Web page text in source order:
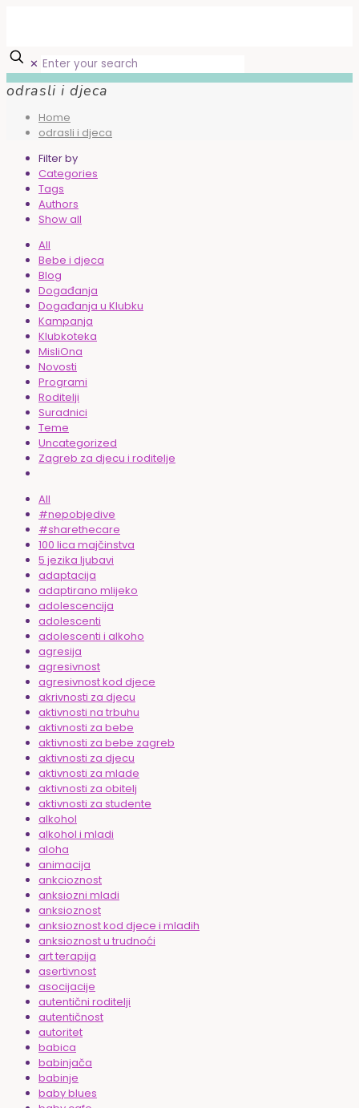
✕
odrasli i djeca
Home
odrasli i djeca
Filter by
Categories
Tags
Authors
Show all
All
Bebe i djeca
Blog
Događanja
Događanja u Klubku
Kampanja
Klubkoteka
MisliOna
Novosti
Programi
Roditelji
Suradnici
Teme
Uncategorized
Zagreb za djecu i roditelje
All
#nepobjedive
#sharethecare
100 lica majčinstva
5 jezika ljubavi
adaptacija
adaptirano mlijeko
adolescencija
adolescenti
adolescenti i alkoho
agresija
agresivnost
agresivnost kod djece
akrivnosti za djecu
aktivnosti na trbuhu
aktivnosti za bebe
aktivnosti za bebe zagreb
aktivnosti za djecu
aktivnosti za mlade
aktivnosti za obitelj
aktivnosti za studente
alkohol
alkohol i mladi
aloha
animacija
ankcioznost
anksiozni mladi
anksioznost
anksioznost kod djece i mladih
anksioznost u trudnoći
art terapija
asertivnost
asocijacije
autentični roditelji
autentičnost
autoritet
babica
babinjača
babinje
baby blues